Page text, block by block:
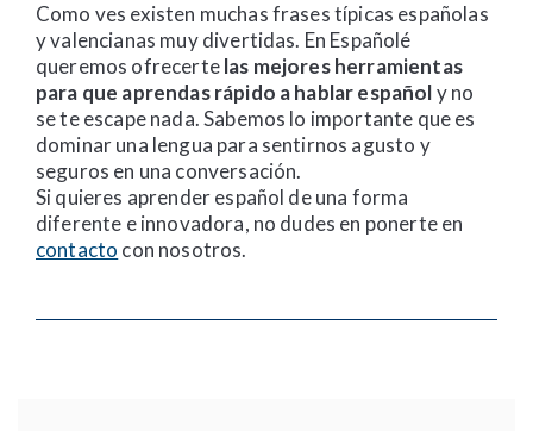
Como ves existen muchas frases típicas españolas
y valencianas muy divertidas. En Españolé
queremos ofrecertelas mejores herramientas
para que aprendas rápido a hablar españoly no
se te escape nada. Sabemos lo importante que es
dominar una lengua para sentirnos agusto y
seguros en una conversación.
Si quieres aprender español de una forma
diferente e innovadora, no dudes en ponerte en
contacto con nosotros.